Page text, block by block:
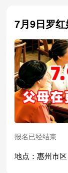
7月9日罗
报名已经结束
地点：惠州市区